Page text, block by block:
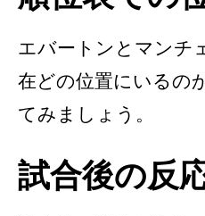
エバートンとマンチ
在どの位置にいるの
てみましょう。
試合後の反